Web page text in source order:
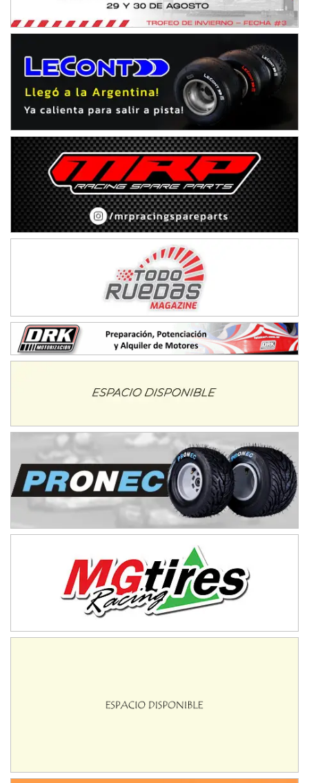
Avellaneda (Santa Fe)
SUR SANTAFESINO - F4
Rufino (Santa Fe)
TUCUMANO - F5
Juan Navarro (Asfalto)
El Timbó (Tucumán)